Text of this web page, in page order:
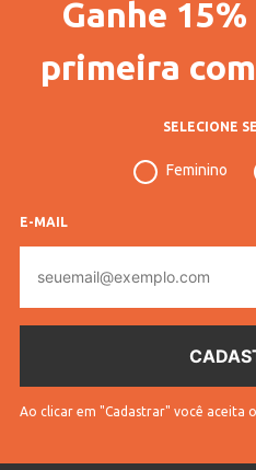
Gênero
Confecção
Cores
Ganhe
primeira
SELECIONE
Feminino
E-MAIL
mail
Ao clicar em "Cadastrar" você aceita